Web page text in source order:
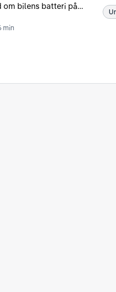
om bilens batteri på
egna erfarenheter
min
att